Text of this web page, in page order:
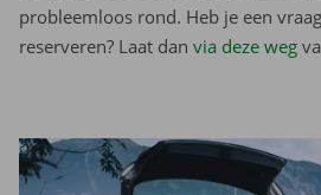
probleemloos rond. Heb je een
reserveren? Laat dan via deze weg